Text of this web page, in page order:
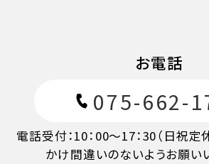
お電話
075-662-
電話受付：10：00～17：30（日祝
かけ間違いのないようお願い